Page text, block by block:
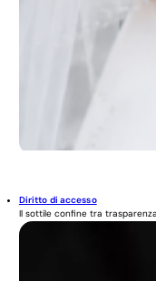
Diritto di accesso
Il sottile confine tra